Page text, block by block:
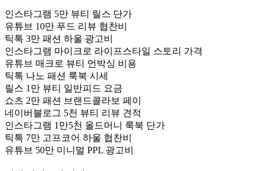
인스타그램 5만 뷰티 릴스 단가
유튜브 10만 푸드 리뷰 협찬비
틱톡 3만 패션 하울 광고비
인스타그램 마이크로 라이프스타일 스토리 가격
유튜브 매크로 뷰티 언박싱 비용
틱톡 나노 패션 룩북 시세
릴스 1만 뷰티 일반피드 요금
쇼츠 2만 패션 브랜드콜라보 페이
네이버블로그 5천 뷰티 리뷰 견적
인스타그램 1만5천 올드머니 룩북 단가
틱톡 7만 고프코어 하울 협찬비
유튜브 50만 미니멀 PPL 광고비